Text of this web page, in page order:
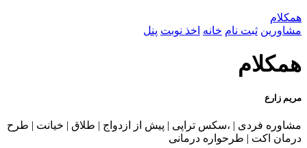
همکلام
مشاورین ثبت نام خانه اخذ نوبت پنل
همکلام
مریم زارع
مشاوره فردی | ،سکس تراپی | پیش از ازدواج | طلاق | خیانت | طرح
درمان اکت | طرحواره درمانی